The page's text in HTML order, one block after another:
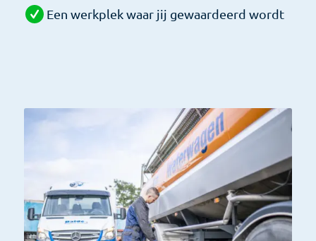
Een werkplek waar jij gewaardeerd wordt